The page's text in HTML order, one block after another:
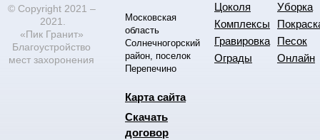
© Copyright 2021 –
2021.
«Пик Гранит»
Благоустройство
мест захоронения
Московская
область
Солнечногорский
район, поселок
Перепечино
Карта сайта
Скачать
договор
Цоколя
Комплексы
Гравировка
Ограды
Уборка
Песок
Онлайн